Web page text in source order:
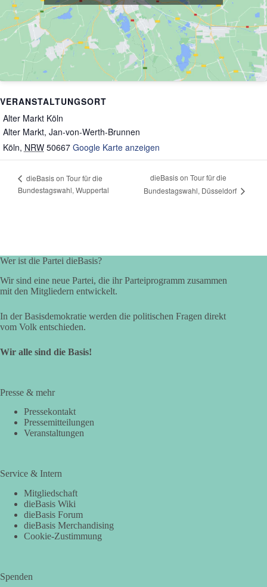
VERANSTALTUNGSORT
Alter Markt Köln
Alter Markt, Jan-von-Werth-Brunnen
Köln, NRW 50667 Google Karte anzeigen
dieBasis on Tour für die
Bundestagswahl, Wuppertal
dieBasis on Tour für die
Bundestagswahl, Düsseldorf
Wer ist die Partei dieBasis?
Wir sind eine neue Partei, die ihr Parteiprogramm zusammen
mit den Mitgliedern entwickelt.
In der Basisdemokratie werden die politischen Fragen direkt
vom Volk entschieden.
Wir alle sind die Basis!
Presse & mehr
Pressekontakt
Pressemitteilungen
Veranstaltungen
Service & Intern
Mitgliedschaft
dieBasis Wiki
dieBasis Forum
dieBasis Merchandising
Cookie-Zustimmung
Spenden